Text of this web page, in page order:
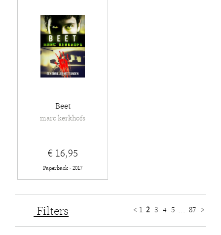
Beet
marc kerkhofs
€ 16,95
Paperback - 2017
Filters < 1 2 3 4 5 ... 87 >